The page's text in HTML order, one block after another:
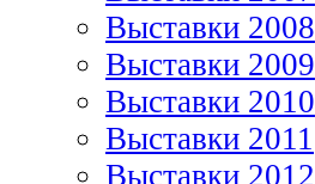
Выставки 2008
Выставки 2009
Выставки 2010
Выставки 2011
Выставки 2012